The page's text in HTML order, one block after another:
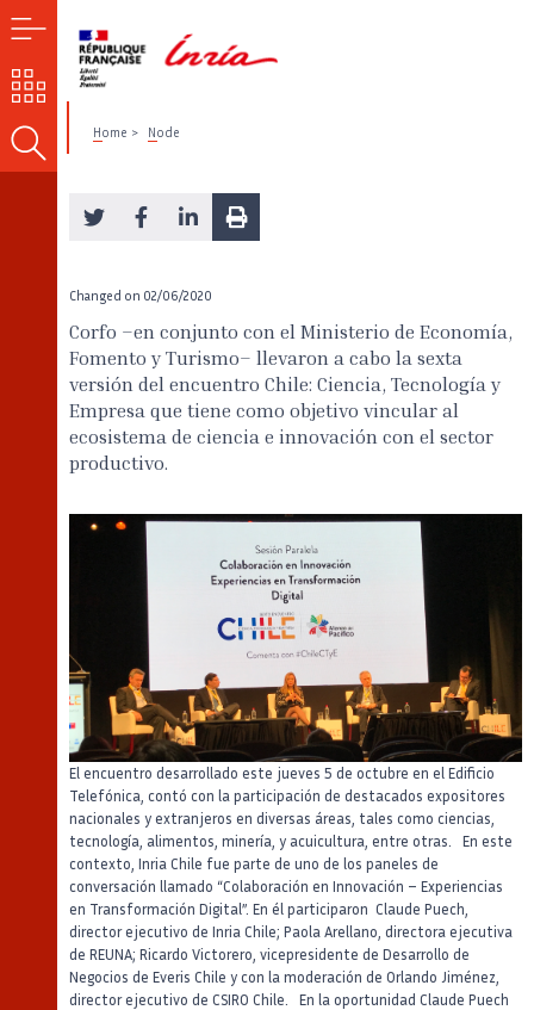
MENU
OUR
CHALLENGES
SEARCH
Home Node
Changed on 02/06/2020
Corfo –en conjunto con el Ministerio de Economía,
Fomento y Turismo– llevaron a cabo la sexta
versión del encuentro Chile: Ciencia, Tecnología y
Empresa que tiene como objetivo vincular al
ecosistema de ciencia e innovación con el sector
productivo.
El encuentro desarrollado este jueves 5 de octubre en el Edificio
Telefónica, contó con la participación de destacados expositores
nacionales y extranjeros en diversas áreas, tales como ciencias,
tecnología, alimentos, minería, y acuicultura, entre otras. En este
contexto, Inria Chile fue parte de uno de los paneles de
conversación llamado “Colaboración en Innovación – Experiencias
en Transformación Digital”. En él participaron Claude Puech,
director ejecutivo de Inria Chile; Paola Arellano, directora ejecutiva
de REUNA; Ricardo Victorero, vicepresidente de Desarrollo de
Negocios de Everis Chile y con la moderación de Orlando Jiménez,
director ejecutivo de CSIRO Chile. En la oportunidad Claude Puech